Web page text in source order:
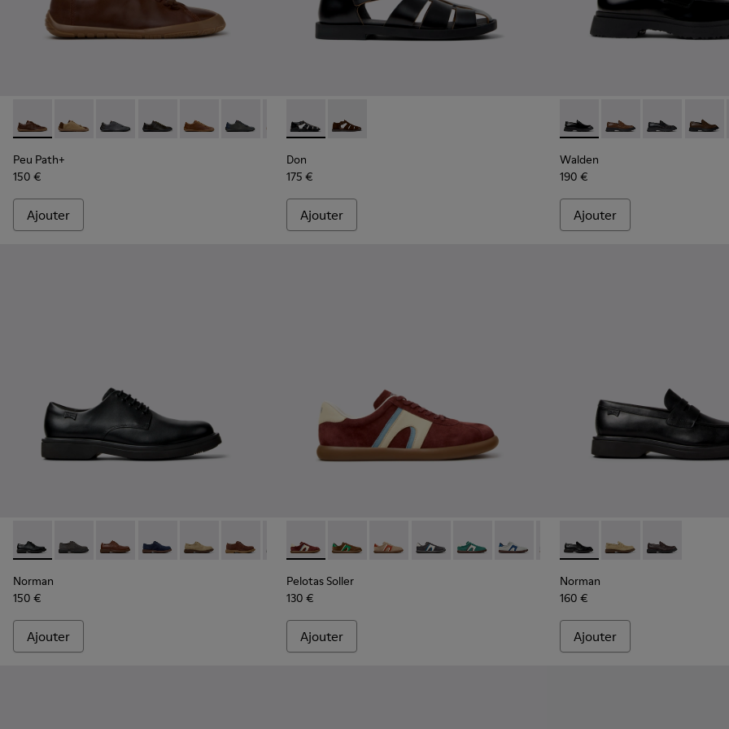
Peu Path+ - K101114-011 - Chaussures en cuir marron pour homme.
Peu Path+ - K101114-014 - Chaussures en cuir velours marron pour homme.
Peu Path+ - K101114-013 - Chaussures en cuir gris pour homme.
Peu Path+ - K101114-012
Peu Path+ - K101114-010
Peu Path+ - K101114-009
Peu Path+ - K101114-007
Peu Path+ - K101114-006
Peu Path+ - K101114-005Peu Path+ - K101114-002
Peu Path+ - K101114-001
Peu Path+
150 €
Ajouter
Don - K101011-001 - Sandales en cuir noir Pour homme.
Don - K101011-004
Don
175 €
Ajouter
Walden - K100633-019 -
Walden - K100633-
Walden -
Walden
190 €
Ajouter
Norman - K100998-001 - Chaussures en cuir noir pour homme.
Norman - K100998-010
Norman - K100998-009
Norman - K100998-008
Norman - K100998-007
Norman - K100998-005
Norman - K100998-002
Norman
150 €
Ajouter
Pelotas Soller - K100937-037 - Baskets multicolores en nubuck et cuir pour
Pelotas Soller - K100937-038 - Baskets multicolores en nubuck et
Pelotas Soller - K100937-036 - Baskets multicolores en cuir
Pelotas Soller - K100937-033
Pelotas Soller - K100937-031
Pelotas Soller - K100937-028
Pelotas Soller - K100937-027
Pelotas Soller - K100937-
Pelotas Soller -
Pelotas
Pelotas Soller
130 €
Ajouter
Norman - K101001-001 -
Norman - K101001-008
Norman -
Norman
160 €
Ajouter